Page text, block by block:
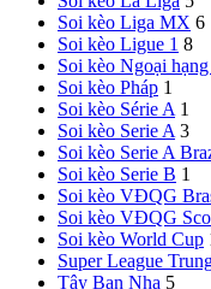
Soi kèo Liga MX 6
Soi kèo Ligue 1 8
Soi kèo Ngoại
Soi kèo Pháp 1
Soi kèo Série A 1
Soi kèo Serie A 3
Soi kèo Serie A
Soi kèo Serie B 1
Soi kèo VĐQG
Soi kèo VĐQG
Soi kèo World Cup
Super League
Tây Ban Nha 5